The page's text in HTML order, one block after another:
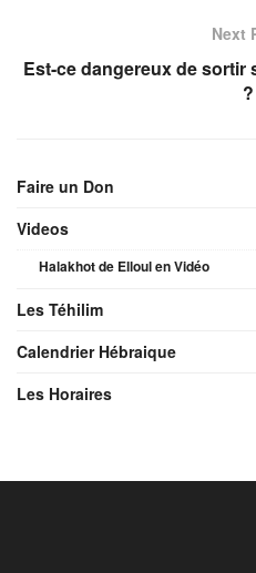
Next
Est-ce dangereux de sortir
?
Faire un Don
Videos
Halakhot de Elloul en Vidéo
Les Téhilim
Calendrier Hébraique
Les Horaires